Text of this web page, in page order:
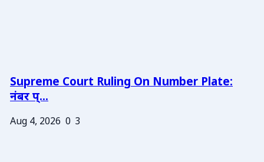
Supreme Court Ruling On Number Plate:
नंबर प्...
Aug 4, 2026 0 3